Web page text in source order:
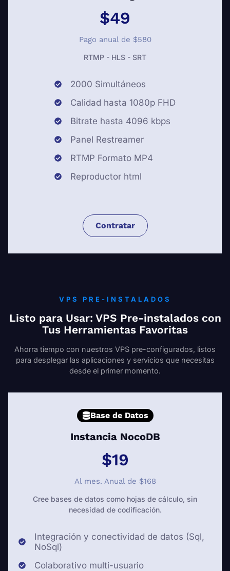
$49
Pago anual de $580
RTMP - HLS - SRT
2000 Simultáneos
Calidad hasta 1080p FHD
Bitrate hasta 4096 kbps
Panel Restreamer
RTMP Formato MP4
Reproductor html
Contratar
VPS PRE-INSTALADOS
Listo para Usar: VPS Pre-instalados con
Tus Herramientas Favoritas
Ahorra tiempo con nuestros VPS pre-configurados, listos
para desplegar las aplicaciones y servicios que necesitas
desde el primer momento.
Base de Datos
Instancia NocoDB
$19
Al mes. Anual de $168
Cree bases de datos como hojas de cálculo, sin
necesidad de codificación.
Integración y conectividad de datos (Sql,
NoSql)
Colaborativo multi-usuario